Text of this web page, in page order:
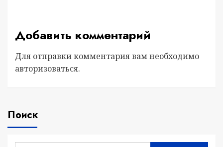
Добавить комментарий
Для отправки комментария вам необходимо
авторизоваться.
Поиск